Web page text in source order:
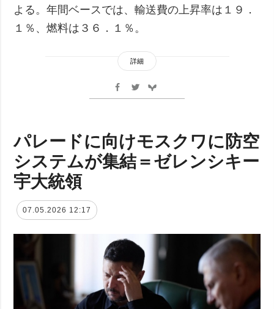
よる。年間ベースでは、輸送費の上昇率は１９．
１％、燃料は３６．１％。
詳細
パレードに向けモスクワに防空
システムが集結＝ゼレンシキー
宇大統領
07.05.2026 12:17